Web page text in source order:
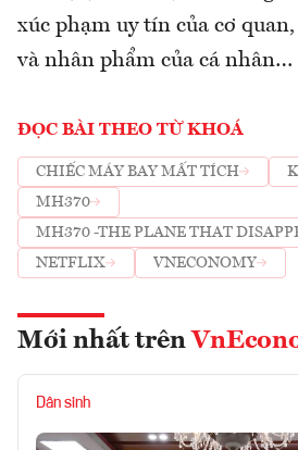
xúc phạm uy tín của cơ
và nhân phẩm của cá nhân…
ĐỌC BÀI THEO TỪ KHOÁ
CHIẾC MÁY BAY MẤT TÍCH
MH370
MH370 -THE PLANE THAT
NETFLIX
VNECONOMY
Mới nhất trên
Dân sinh